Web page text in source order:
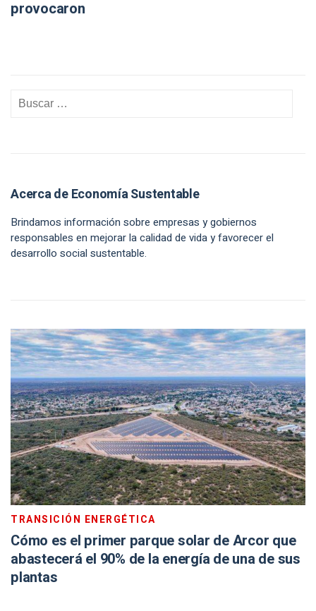
provocaron
Acerca de Economía Sustentable
Brindamos información sobre empresas y gobiernos
responsables en mejorar la calidad de vida y favorecer el
desarrollo social sustentable.
TRANSICIÓN ENERGÉTICA
Cómo es el primer parque solar de Arcor que
abastecerá el 90% de la energía de una de sus
plantas